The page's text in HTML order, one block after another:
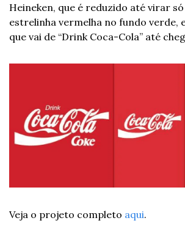
Heineken, que é reduzido até virar só
estrelinha vermelha no fundo verde,
que vai de “Drink Coca-Cola” até
Veja o projeto completo aqui.